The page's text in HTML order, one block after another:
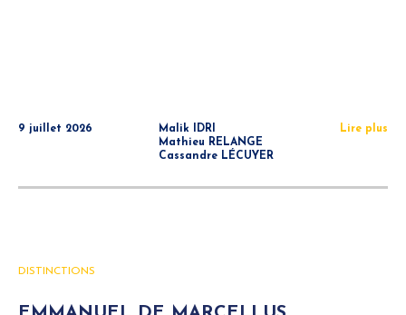
9 juillet 2026
Malik IDRI
Mathieu RELANGE
Cassandre LÉCUYER
Lire plus
DISTINCTIONS